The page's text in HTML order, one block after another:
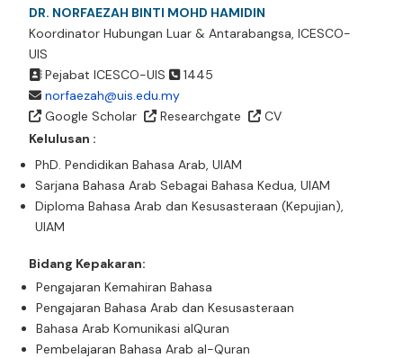
DR. NORFAEZAH BINTI MOHD HAMIDIN
Koordinator Hubungan Luar & Antarabangsa, ICESCO-
UIS
Pejabat ICESCO-UIS
1445
norfaezah@uis.edu.my
Google Scholar
Researchgate
CV
Kelulusan :
PhD. Pendidikan Bahasa Arab, UIAM
Sarjana Bahasa Arab Sebagai Bahasa Kedua, UIAM
Diploma Bahasa Arab dan Kesusasteraan (Kepujian),
UIAM
Bidang Kepakaran:
Pengajaran Kemahiran Bahasa
Pengajaran Bahasa Arab dan Kesusasteraan
Bahasa Arab Komunikasi alQuran
Pembelajaran Bahasa Arab al-Quran